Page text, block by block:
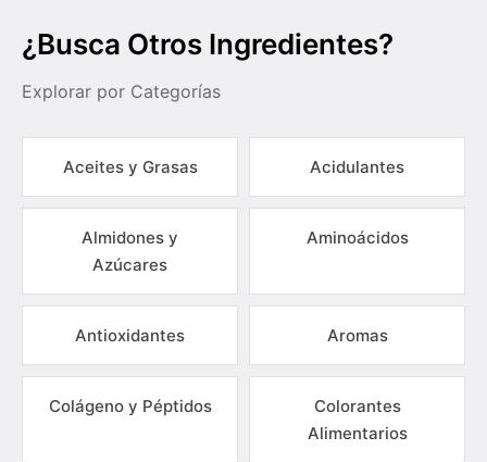
¿Busca Otros Ingredientes?
Explorar por Categorías
Aceites y Grasas Acidulantes
Almidones y
Azúcares
Aminoácidos
Antioxidantes Aromas
Colágeno y Péptidos
Colorantes
Alimentarios